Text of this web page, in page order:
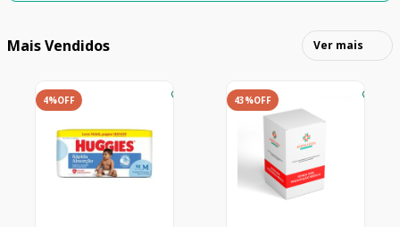
Mais Vendidos Ver mais
4%OFF 43%OFF